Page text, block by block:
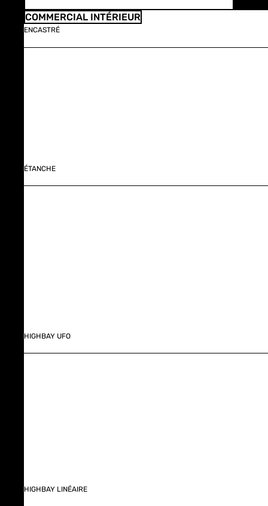
COMMERCIAL INTÉRIEUR
ENCASTRÉ
ÉTANCHE
HIGHBAY UFO
HIGHBAY LINÉAIRE